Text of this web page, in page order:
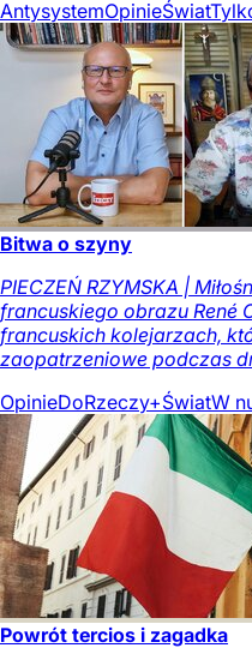
AntysystemOpinieŚwiat
Bitwa o szyny
PIECZEŃ RZYMSKA |
francuskiego obrazu René
francuskich kolejarzach,
zaopatrzeniowe podczas
OpinieDoRzeczy+ŚwiatW
Powrót tercios i zagadka